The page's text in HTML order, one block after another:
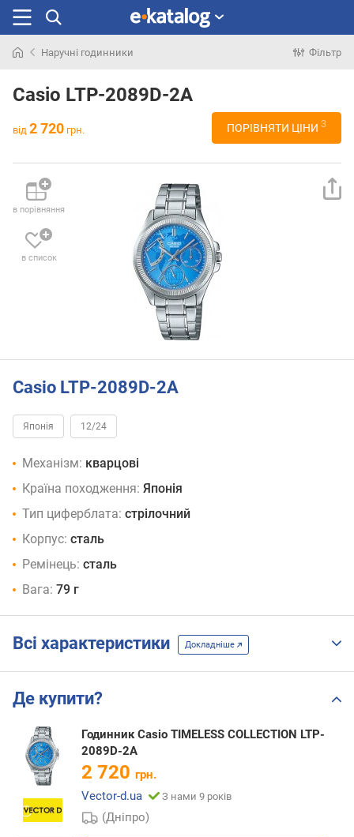
раніше
Наручні годинники Фільтр
Casio LTP-2089D-2A
від 2 720 грн. ПОРІВНЯТИ ЦІНИ 3
в порівняння
в список
Casio LTP-2089D-2A
Японія 12/24
Механізм: кварцові
Країна походження: Японія
Тип циферблата: стрілочний
Корпус: сталь
Ремінець: сталь
Вага: 79 г
Всі характеристики Докладніше
Де купити?
Годинник Casio TIMELESS COLLECTION LTP-
2089D-2A
2 720 грн.
Vector-d.ua
З нами 9 років
(Дніпро)